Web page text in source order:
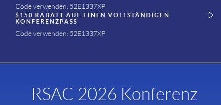
Code verwenden: 52E1337XP
$150 RABATT AUF EINEN VOLLSTÄNDIGEN
KONFERENZPASS
Code verwenden: 52E1337XP
RSAC 2026 Konferenz